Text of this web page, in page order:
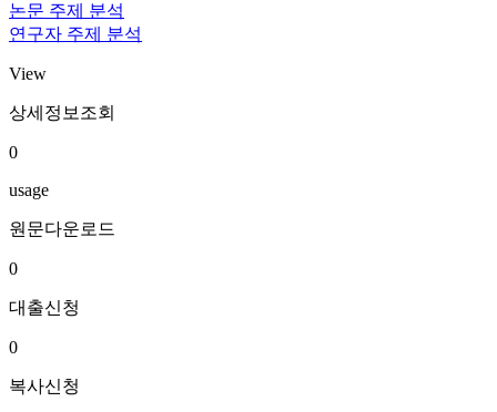
논문 주제 분석
연구자 주제 분석
View
상세정보조회
0
usage
원문다운로드
0
대출신청
0
복사신청